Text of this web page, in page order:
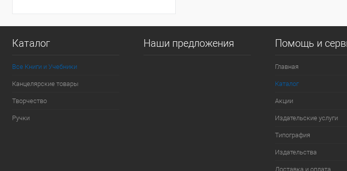
Каталог
Все Книги и Учебники
Канцелярские товары
Творчество
Ручки
Наши предложения Помощь и
Главная
Каталог
Акции
Издательские услуги
Типография
Издательства
Доставка и оплата